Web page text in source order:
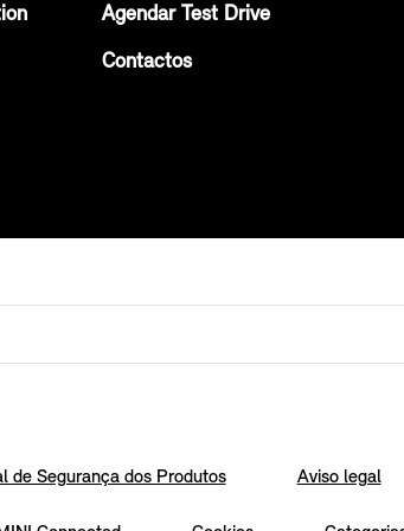
Agendar Test Drive
Contactos
de Segurança dos Produtos Aviso legal